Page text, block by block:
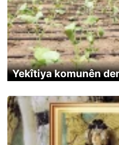
Yekîtiya komunên